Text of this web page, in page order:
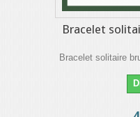
Bracelet
Bracelet solitaire